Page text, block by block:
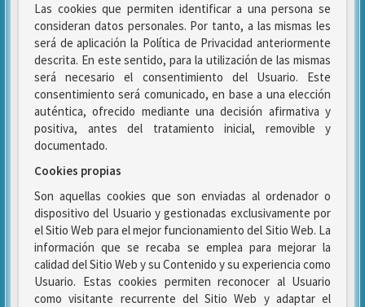
Las cookies que permiten identificar a una persona se
consideran datos personales. Por tanto, a las mismas les
será de aplicación la Política de Privacidad anteriormente
descrita. En este sentido, para la utilización de las mismas
será necesario el consentimiento del Usuario. Este
consentimiento será comunicado, en base a una elección
auténtica, ofrecido mediante una decisión afirmativa y
positiva, antes del tratamiento inicial, removible y
documentado.
Cookies propias
Son aquellas cookies que son enviadas al ordenador o
dispositivo del Usuario y gestionadas exclusivamente por
el Sitio Web para el mejor funcionamiento del Sitio Web. La
información que se recaba se emplea para mejorar la
calidad del Sitio Web y su Contenido y su experiencia como
Usuario. Estas cookies permiten reconocer al Usuario
como visitante recurrente del Sitio Web y adaptar el